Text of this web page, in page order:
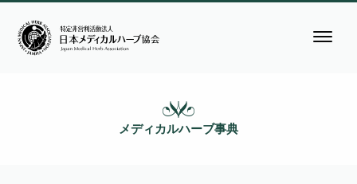
メディカルハーブ事典